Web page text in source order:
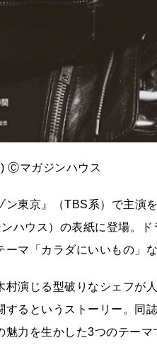
Ⓒマガジンハウス
ン東京』（TBS系）で主演
ハウス）の表紙に登場。
ーマ「カラダにいいもの」
村演じる型破りなシェフ
するというストーリー。同
魅力を生かした3つのテー